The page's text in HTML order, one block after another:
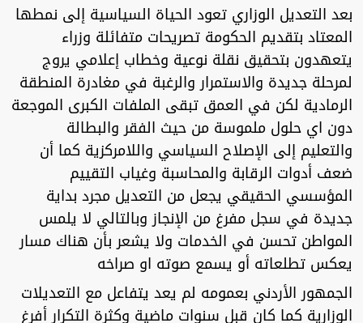
بعد التعديل الوزاري تعود الحياة السياسية إلى نمطها
المعتاد بتقديم الحكومة تصريحات متفائلة وزراء
يتعهدون بتحقيق نقلة نوعية وخطاب إعلامي يروج
لمرحلة جديدة والاستمرار والرغبة في مغادرة المنطقة
الرمادية لكن في العمق تبقى الملفات الكبرى الموجعة
دون اي حلول ملموسة من حيث الفقر والبطالة
والتعليم إلى الإصلاح السياسي واللامركزية كما أن
ضعف أدوات الرقابة والمحاسبة وغياب التقييم
المؤسسي الحقيقي يجعل من التعديل مجرد بداية
جديدة في سجل مفرغ من الإنجاز وبالتالي لا يلمس
المواطن تحسن في الخدمات ولا يشعر بأن هناك مسار
يعكس تطلعاته أو يسمع صوته او صراخه
الجمهور الأردني بعمومه لم يعد يتفاعل مع التعديلات
الوزارية كما كان قبل سنوات ماضية وكثرة التكرار أفرغ